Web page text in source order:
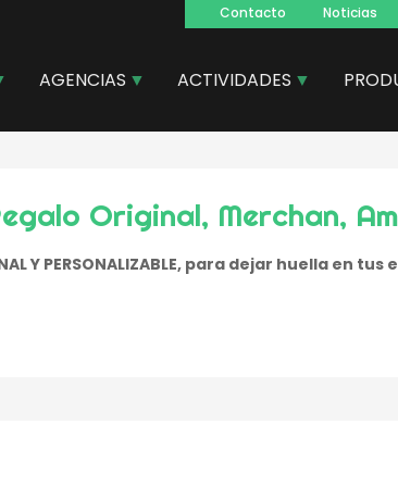
Navegacion
principal
Contacto Noticias
AGENCIAS ACTIVIDADES
Original, Merchan,
Y PERSONALIZABLE, para dejar huella en tus